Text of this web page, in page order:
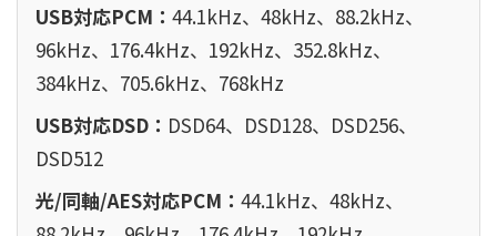
USB対応PCM： 44.1kHz、48kHz、88.2kHz、
96kHz、176.4kHz、192kHz、352.8kHz、
384kHz、705.6kHz、768kHz
USB対応DSD： DSD64、DSD128、DSD256、
DSD512
光/同軸/AES対応PCM： 44.1kHz、48kHz、